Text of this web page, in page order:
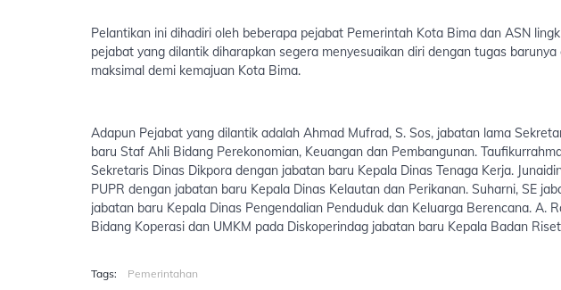
Pelantikan ini dihadiri oleh beberapa pejabat Pemerintah Kota Bima dan ASN
pejabat yang dilantik diharapkan segera menyesuaikan diri dengan tugas
maksimal demi kemajuan Kota Bima.
Adapun Pejabat yang dilantik adalah Ahmad Mufrad, S. Sos, jabatan lama
baru Staf Ahli Bidang Perekonomian, Keuangan dan Pembangunan.
Sekretaris Dinas Dikpora dengan jabatan baru Kepala Dinas Tenaga Kerja.
PUPR dengan jabatan baru Kepala Dinas Kelautan dan Perikanan. Suharni, SE
jabatan baru Kepala Dinas Pengendalian Penduduk dan Keluarga Berencana. A.
Bidang Koperasi dan UMKM pada Diskoperindag jabatan baru Kepala Badan
Tags: Pemerintahan